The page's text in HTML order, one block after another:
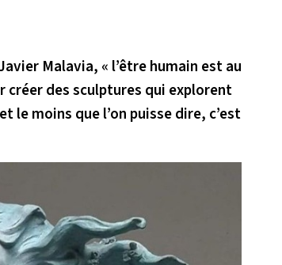
Malavia, « l’être humain est au
créer des sculptures qui explorent
le moins que l’on puisse dire, c’est